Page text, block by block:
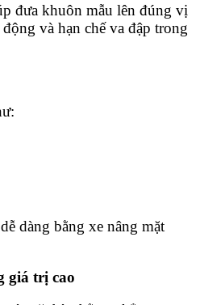
đưa khuôn mẫu lên đúng vị
và hạn chế va đập trong
dàng bằng xe nâng mặt
giá trị cao